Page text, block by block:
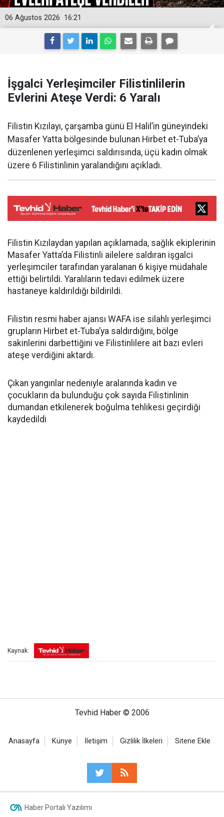
16:21
06 Ağustos 2026
İşgalci Yerleşimciler Filistinlilerin
Evlerini Ateşe Verdi: 6 Yaralı
Filistin Kızılayı, çarşamba günü El Halil’in güneyindeki
Masafer Yatta bölgesinde bulunan Hirbet et-Tuba’ya
düzenlenen yerleşimci saldırısında, üçü kadın olmak
üzere 6 Filistinlinin yaralandığını açıkladı.
Filistin Kızılaydan yapılan açıklamada, sağlık ekiplerinin
Masafer Yatta’da Filistinli ailelere saldıran işgalci
yerleşimciler tarafından yaralanan 6 kişiye müdahale
ettiği belirtildi. Yaralıların tedavi edilmek üzere
hastaneye kaldırıldığı bildirildi.
Filistin resmi haber ajansı WAFA ise silahlı yerleşimci
grupların Hirbet et-Tuba’ya saldırdığını, bölge
sakinlerini darbettiğini ve Filistinlilere ait bazı evleri
ateşe verdiğini aktardı.
Çıkan yangınlar nedeniyle aralarında kadın ve
çocukların da bulunduğu çok sayıda Filistinlinin
dumandan etkilenerek boğulma tehlikesi geçirdiği
kaydedildi
Kaynak:
Tevhid Haber © 2006
Anasayfa Künye İletişim Gizlilik İlkeleri Sitene Ekle
Haber Portalı Yazılımı